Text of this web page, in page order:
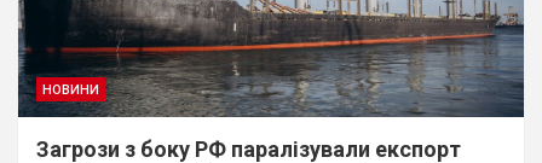
НОВИНИ
Загрози з боку РФ паралізували експорт